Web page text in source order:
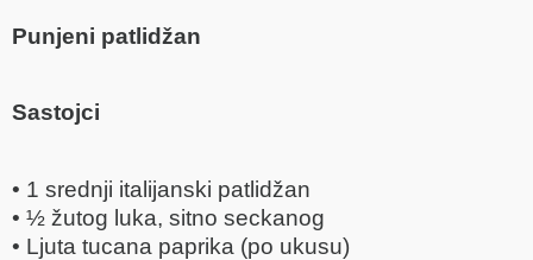
Punjeni patlidžan
Sastojci
• 1 srednji italijanski patlidžan
• ½ žutog luka, sitno seckanog
• Ljuta tucana paprika (po ukusu)